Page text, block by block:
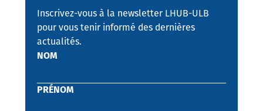
Inscrivez-vous à la newsletter LHUB-ULB
pour vous tenir informé des dernières
actualités.
NOM
PRÉNOM